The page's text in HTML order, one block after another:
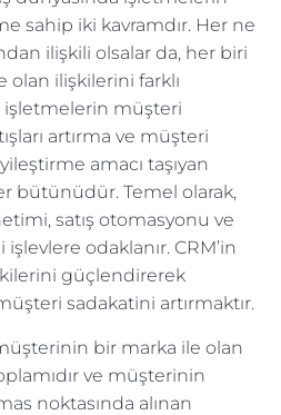
sahip iki kavramdır. Her ne
ilişkili olsalar da, her biri
ilişkilerini farklı
işletmelerin müşteri
artırma ve müşteri
amacı taşıyan
bütünüdür. Temel olarak,
satış otomasyonu ve
odaklanır. CRM’in
güçlendirerek
sadakatini artırmaktır.
bir marka ile olan
ve müşterinin
noktasında alınan